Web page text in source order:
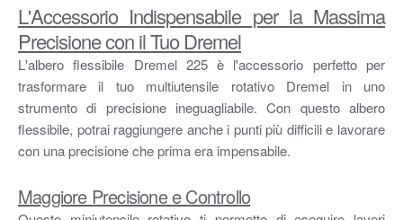
L'Accessorio Indispensabile per la Massima
Precisione con il Tuo Dremel
L'albero flessibile Dremel 225 è l'accessorio perfetto per
trasformare il tuo multiutensile rotativo Dremel in uno
strumento di precisione ineguagliabile. Con questo albero
flessibile, potrai raggiungere anche i punti più difficili e lavorare
con una precisione che prima era impensabile.
Maggiore Precisione e Controllo